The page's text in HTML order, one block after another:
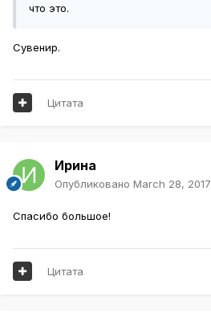
что это.
Сувенир.
Цитата
Ирина
Опубликовано March 28, 2017
Спасибо большое!
Цитата